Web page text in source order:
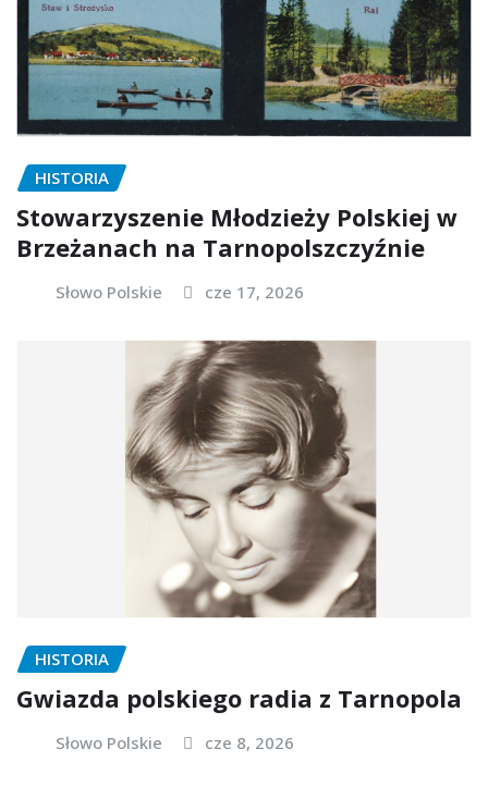
HISTORIA
Stowarzyszenie Młodzieży Polskiej w
Brzeżanach na Tarnopolszczyźnie
Słowo Polskie cze 17, 2026
HISTORIA
Gwiazda polskiego radia z Tarnopola
Słowo Polskie cze 8, 2026